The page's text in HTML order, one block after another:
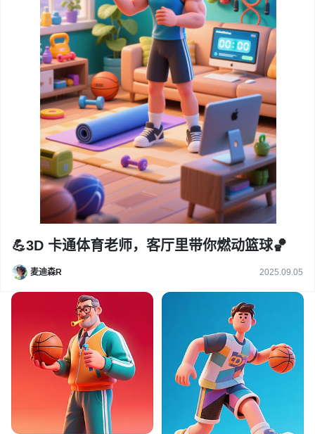
💪3D 卡通体育老师，客厅里带你燃动篮球🏀
麦迪森R 2025.09.05